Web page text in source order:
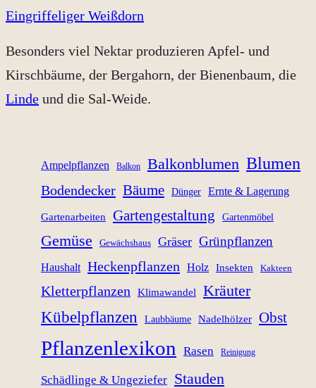
Eingriffeliger Weißdorn
Besonders viel Nektar produzieren Apfel- und
Kirschbäume, der Bergahorn, der Bienenbaum, die
Linde und die Sal-Weide.
Ampelpflanzen Balkon Balkonblumen Blumen
Bodendecker Bäume Dünger Ernte & Lagerung
Gartenarbeiten Gartengestaltung Gartenmöbel
Gemüse Gewächshaus Gräser Grünpflanzen
Haushalt Heckenpflanzen Holz Insekten Kakteen
Kletterpflanzen Klimawandel Kräuter
Kübelpflanzen Laubbäume Nadelhölzer Obst
Pflanzenlexikon Rasen Reinigung
Schädlinge & Ungeziefer Stauden